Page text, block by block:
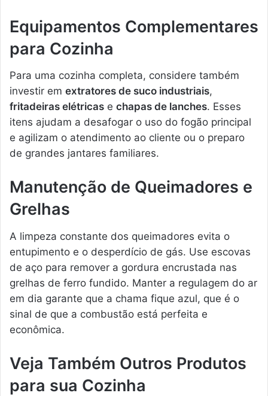
Equipamentos Complementares
para Cozinha
Para uma cozinha completa, considere também
investir em extratores de suco industriais,
fritadeiras elétricas e chapas de lanches. Esses
itens ajudam a desafogar o uso do fogão principal
e agilizam o atendimento ao cliente ou o preparo
de grandes jantares familiares.
Manutenção de Queimadores e
Grelhas
A limpeza constante dos queimadores evita o
entupimento e o desperdício de gás. Use escovas
de aço para remover a gordura encrustada nas
grelhas de ferro fundido. Manter a regulagem do ar
em dia garante que a chama fique azul, que é o
sinal de que a combustão está perfeita e
econômica.
Veja Também Outros Produtos
para sua Cozinha